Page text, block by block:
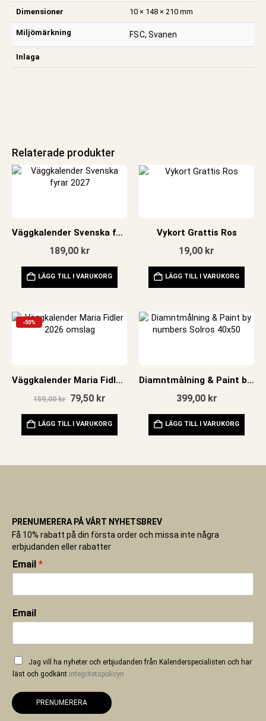
Dimensioner 10 × 148 × 210 mm
Miljömärkning FSC, Svanen
Inlaga
Relaterade produkter
Väggkalender Svenska fyrar 2027
189,00 kr
LÄGG TILL I VARUKORG
Vykort Grattis Ros
19,00 kr
LÄGG TILL I VARUKORG
-50%
Väggkalender Maria Fidler 2026
159,00kr Det
priset
var:
159,00 kr.
79,50 krDet
priset
är:
79,50 kr.
LÄGG TILL I VARUKORG
Diamntmålning & Paint by numbers Solros 40×50
399,00 kr
LÄGG TILL I VARUKORG
PRENUMERERA PÅ VÅRT NYHETSBREV
Få 10% rabatt på din första order och missa inte några
erbjudanden eller rabatter
Email *
Email
Jag vill ha nyheter och erbjudanden från Kalenderspecialisten och har
läst och godkänt integritetspolicyn
PRENUMERERA